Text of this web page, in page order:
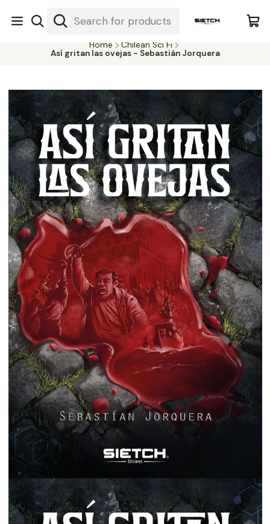
Nuestra librería - Serrano 317 local 3 - Limache.
#SomospartedelSietch
Home
Chilean Sci Fi
Así gritan las ovejas - Sebastián Jorquera